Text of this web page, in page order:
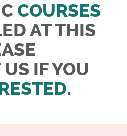
COURSES
AT THIS
IF YOU